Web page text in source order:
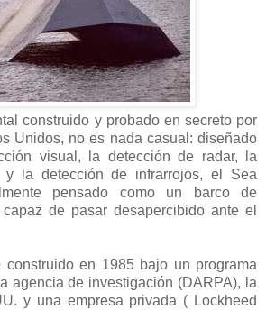
construido y probado en secreto por
Unidos, no es nada casual: diseñado
visual, la detección de radar, la
y la detección de infrarrojos, el Sea
pensado como un barco de
de pasar desapercibido ante el
construido en 1985 bajo un programa
agencia de investigación (DARPA), la
y una empresa privada ( Lockheed